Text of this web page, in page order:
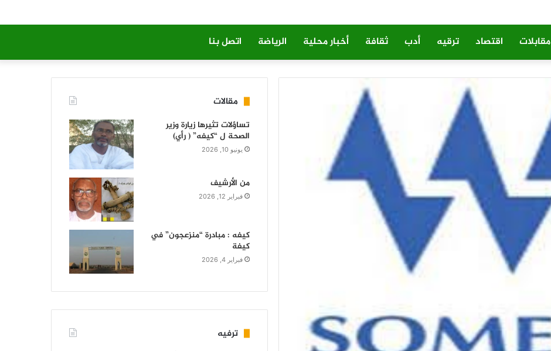
مقابلات اقتصاد ترقيه أدب ثقافة أخبار محلية الرياضة اتصل بنا
مقالات
تساؤلات تثيرها زيارة وزير
الصحة ل “كيفه” ( رأي)
يونيو 10, 2026
من الأرشيف
فبراير 12, 2026
كيفه : مبادرة “منزعجون” في
كيفة
فبراير 4, 2026
ترفيه